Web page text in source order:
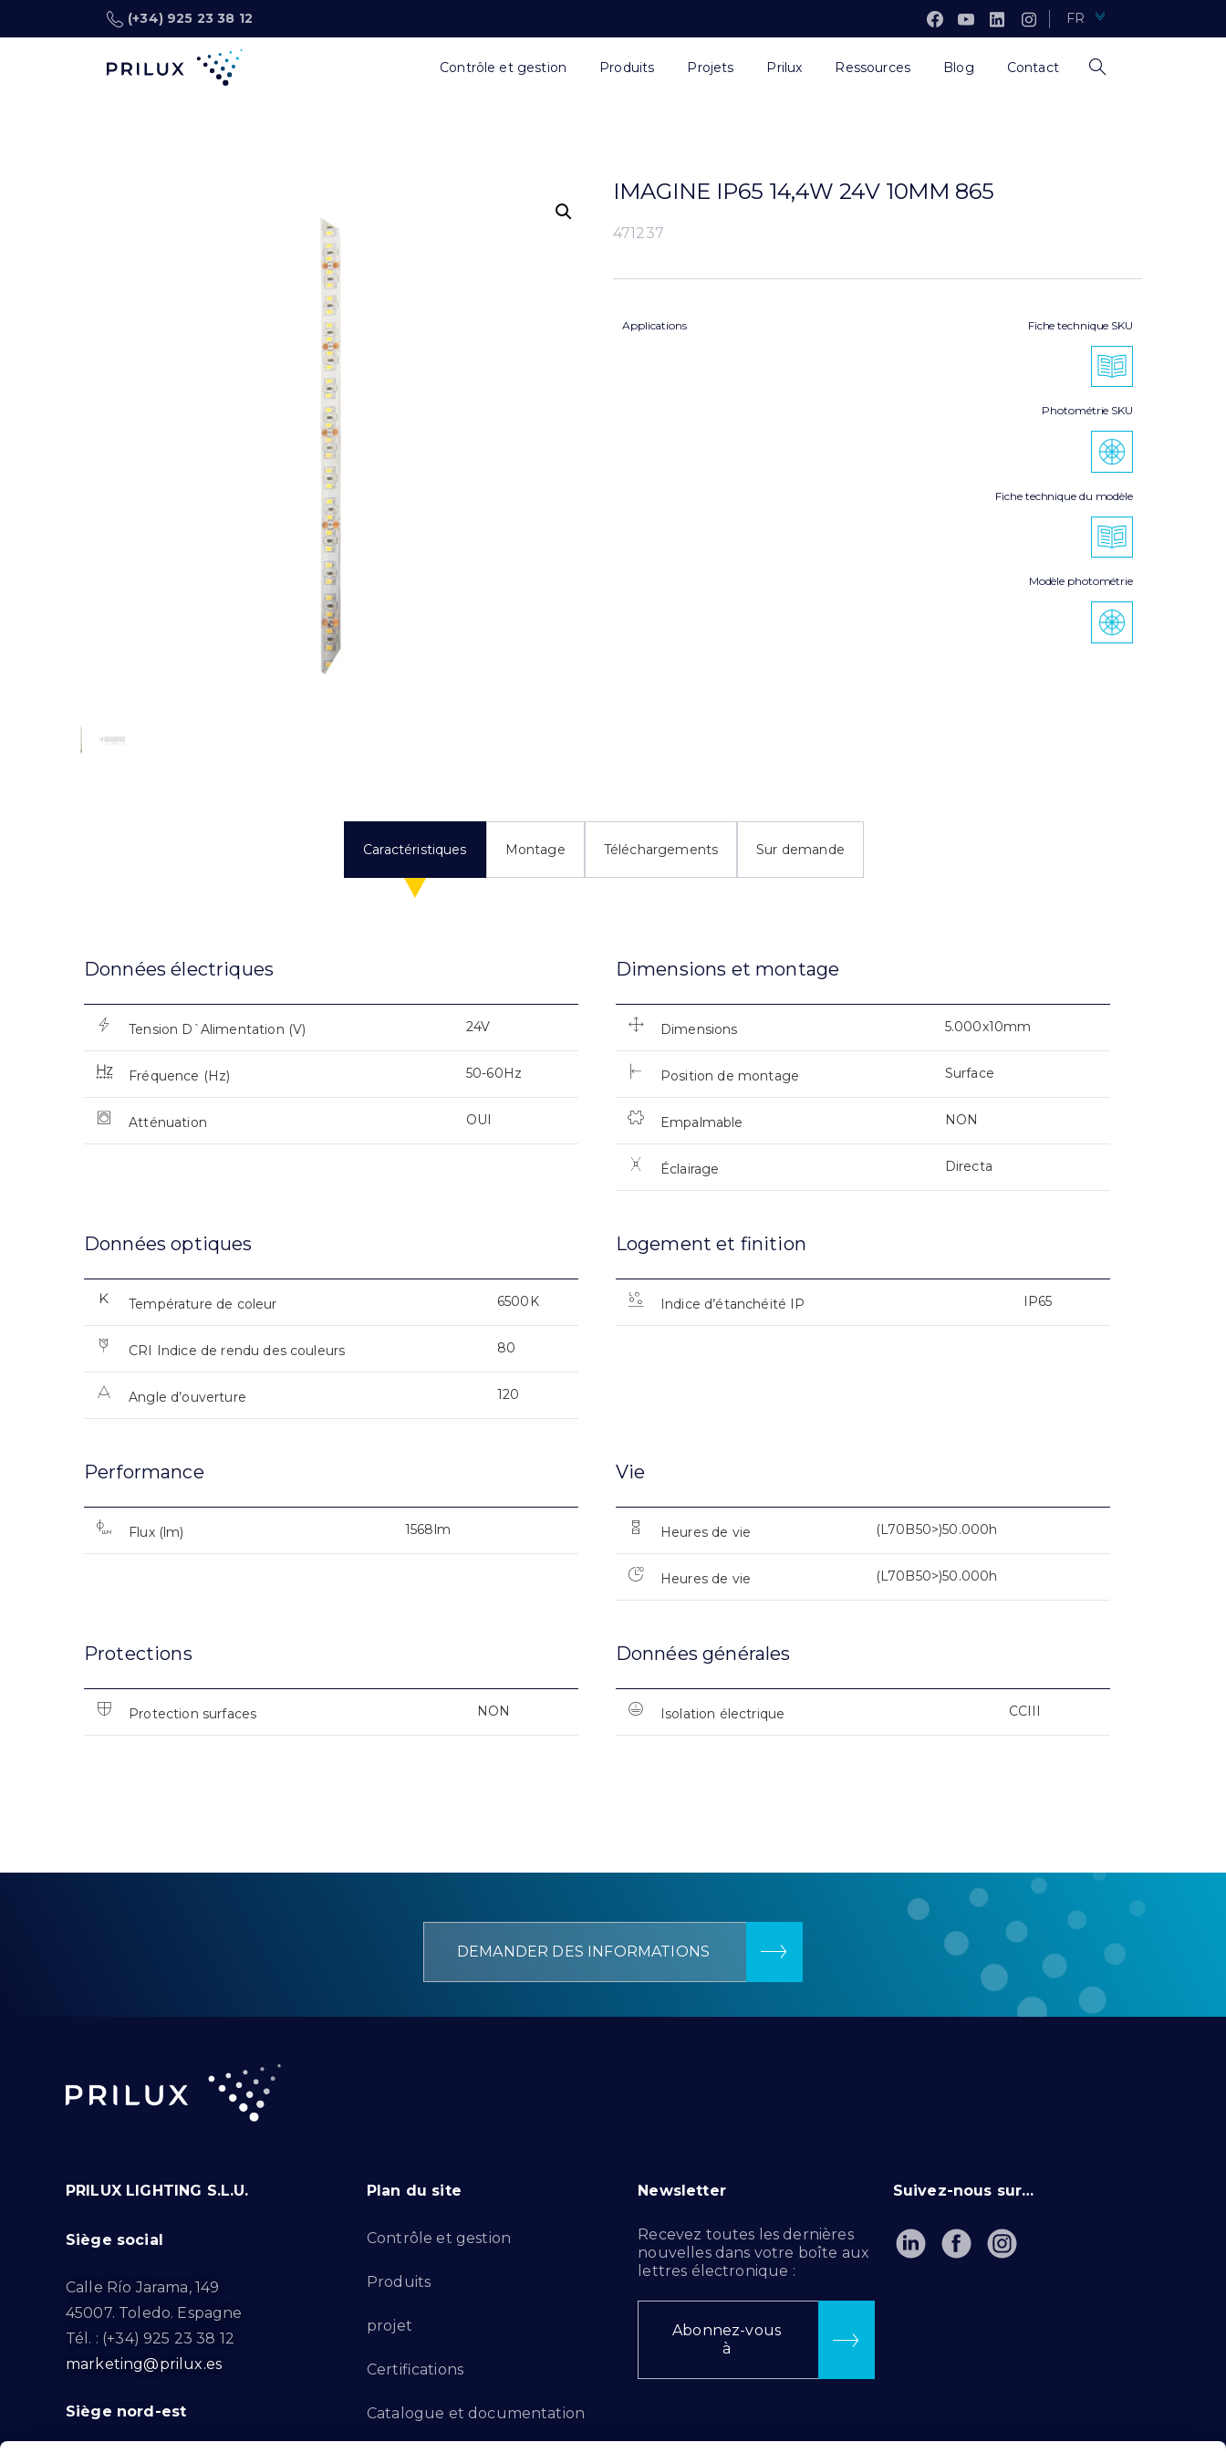
(+34) 925 23 38 12 FR
Contrôle et gestion Produits Projets Prilux Ressources Blog Contact
IMAGINE IP65 14,4W 24V 10MM 865
471237
Applications Fiche technique SKU
Photométrie SKU
Fiche technique du modèle
Modèle photométrie
Caractéristiques Montage Téléchargements Sur demande
Données électriques
Tension D`Alimentation (V) 24V
Fréquence (Hz) 50-60Hz
Atténuation OUI
Dimensions et montage
Dimensions 5.000x10mm
Position de montage Surface
Empalmable NON
Éclairage Directa
Données optiques
Température de coleur 6500K
CRI Indice de rendu des couleurs 80
Angle d’ouverture 120
Logement et finition
Indice d’étanchéité IP IP65
Performance
Flux (lm) 1568lm
Vie
Heures de vie (L70B50>)50.000h
Heures de vie (L70B50>)50.000h
Protections
Protection surfaces NON
Données générales
Isolation électrique CCIII
DEMANDER DES INFORMATIONS
PRILUX LIGHTING S.L.U.
Siège social
Calle Río Jarama, 149
45007. Toledo. Espagne
Tél. : (+34) 925 23 38 12
marketing@prilux.es
Siège nord-est
Plan du site
Contrôle et gestion
Produits
projet
Certifications
Catalogue et documentation
Newsletter
Recevez toutes les dernières
nouvelles dans votre boîte aux
lettres électronique :
Abonnez-vous
à
Suivez-nous sur…